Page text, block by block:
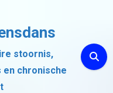
stoornis,
chronische